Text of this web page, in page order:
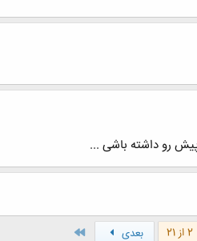
رو داشته باشی ...
2 از 21 بعدی